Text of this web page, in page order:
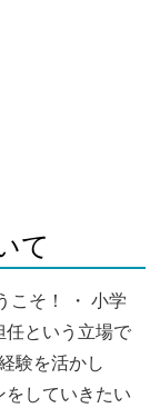
て
こそ！ ・ 小学
任という立場で
験を活かし
をしていきたい